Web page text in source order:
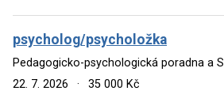
psycholog/psycholožka
Pedagogicko-psychologická poradna a
22. 7. 2026
· 35 000 Kč